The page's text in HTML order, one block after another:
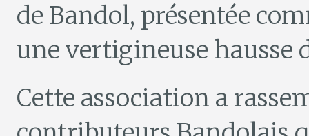
de Bandol, présentée
une vertigineuse hausse
Cette association a